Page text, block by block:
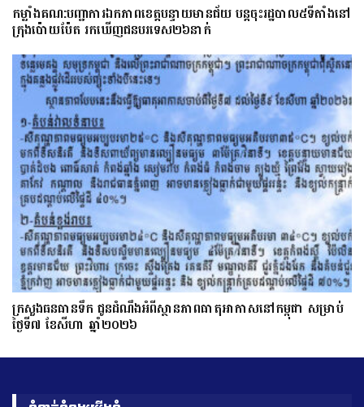
កម្លាំងគណ:បញ្ជាការឯកភាពខេត្តបន្ទាយមានជ័យ បន្តចុះរដ្ឋបាល៥ទីតាំងនៅ
ក្រុងប៉ោយប៉ែត រកឃើញជនបរទេស២៦នាក់
ក្រសួងធនធានទឹក ជូនដំណឹងអំពីស្ថានភាពធាតុអាកាសនៅកម្ពុជា សម្រាប់
ថ្ងៃទី៧ ខែសីហា ឆ្នាំ២០២៦